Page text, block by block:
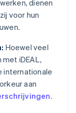
dienen
voor hun
Hoewel veel
iDEAL,
internationale
aan
.